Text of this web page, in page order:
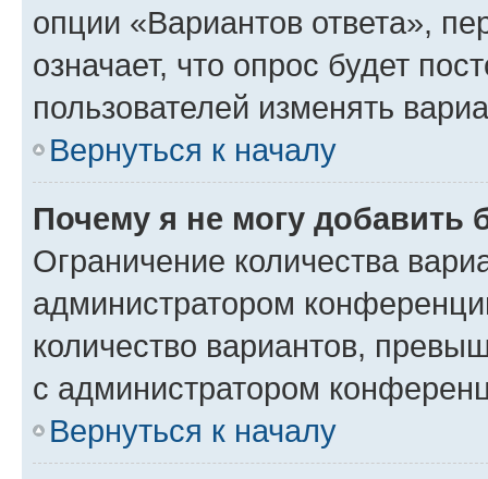
опции «Вариантов ответа»,
означает, что опрос будет
пользователей изменять
Вернуться к началу
Почему я не могу добавить
Ограничение количества
администратором
количество вариантов,
с администратором
Вернуться к началу